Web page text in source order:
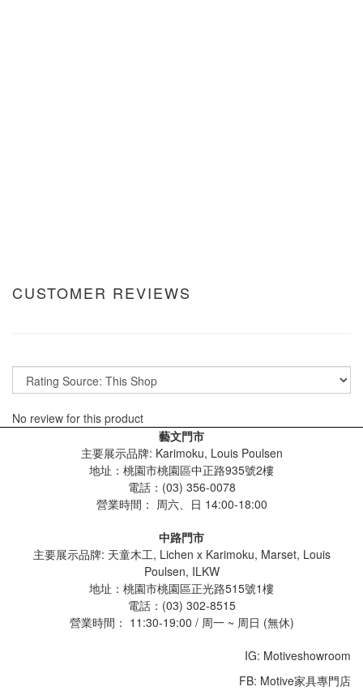
CUSTOMER REVIEWS
No review for this product
藝文門市
主要展示品牌: Karimoku, Louis Poulsen
地址：桃園市桃園區中正路935號2樓
電話：(03) 356-0078
營業時間： 周六、日 14:00-18:00
中路門市
主要展示品牌: 天童木工, Lichen x Karimoku, Marset, Louis
Poulsen, ILKW
地址：桃園市桃園區正光路515號1樓
電話：(03) 302-8515
營業時間： 11:30-19:00 / 周一 ~ 周日 (無休)
IG: Motiveshowroom
FB: Motive家具專門店